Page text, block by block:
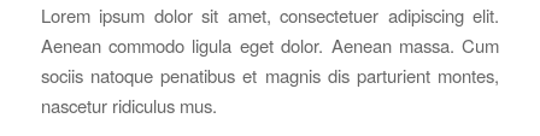
Lorem ipsum dolor sit amet, consectetuer adipiscing elit.
Aenean commodo ligula eget dolor. Aenean massa. Cum
sociis natoque penatibus et magnis dis parturient montes,
nascetur ridiculus mus.